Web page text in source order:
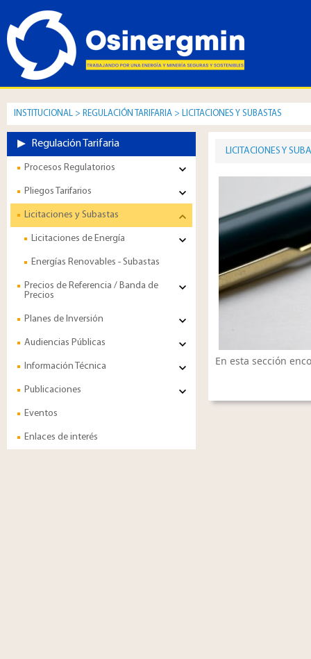
INSTITUCIONAL > REGULACIÓN TARIFARIA > LICITACIONES Y SUBASTAS
LICITACIONES Y
En esta sección
Regulación Tarifaria
Procesos Regulatorios
Pliegos Tarifarios
Licitaciones y Subastas
Licitaciones de Energía
Energías Renovables - Subastas
Precios de Referencia / Banda de
Precios
Planes de Inversión
Audiencias Públicas
Información Técnica
Publicaciones
Eventos
Enlaces de interés